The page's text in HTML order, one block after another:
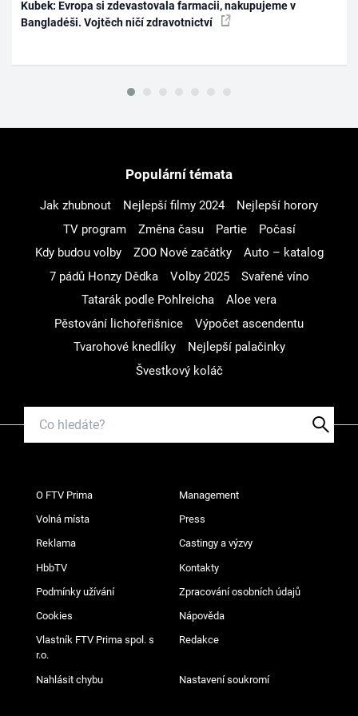
Kubek: Evropa si zdevastovala farmacii, nakupujeme v
Bangladéši. Vojtěch ničí zdravotnictví
Populární témata
Jak zhubnout Nejlepší filmy 2024
Nejlepší horory
TV program
Změna času Partie
Počasí
Kdy budou volby
ZOO Nové začátky
Auto – katalog
7 pádů Honzy Dědka
Volby 2025
Svařené víno
Tatarák podle Pohlreicha
Aloe vera
Pěstování lichořeřišnice
Výpočet ascendentu
Tvarohové knedlíky
Nejlepší palačinky
Švestkový koláč
O FTV Prima Management
Volná místa Press
Reklama Castingy a výzvy
HbbTV Kontakty
Podmínky užívání Zpracování osobních údajů
Cookies Nápověda
Vlastník FTV Prima spol. s
r.o.
Redakce
Nahlásit chybu Nastavení soukromí